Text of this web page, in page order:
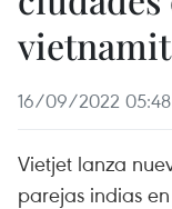
16/09/2022 05:48
Vietjet lanza
parejas indias